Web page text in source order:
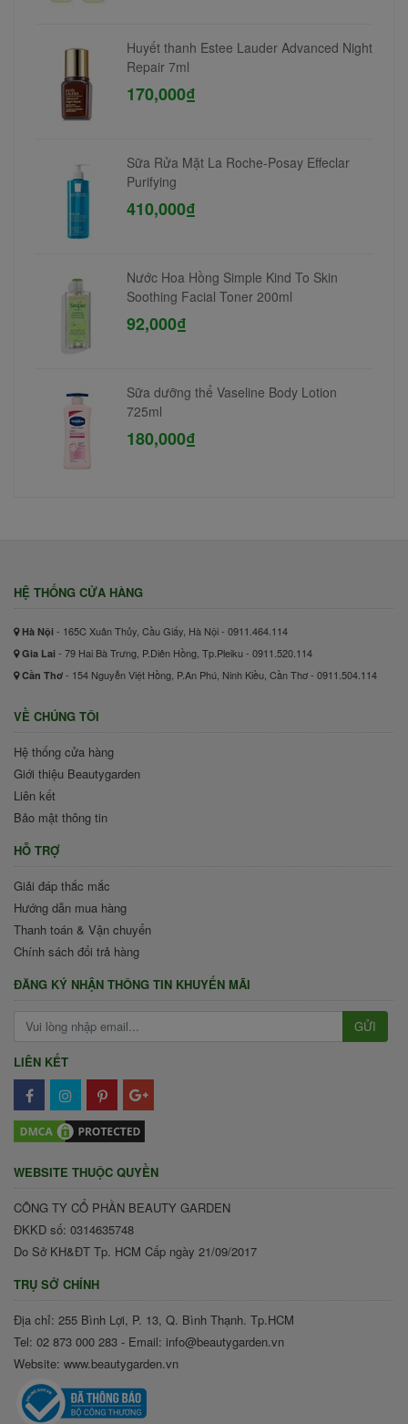
Huyết thanh Estee Lauder Advanced Night
Repair 7ml
170,000₫
Sữa Rửa Mặt La Roche-Posay Effeclar
Purifying
410,000₫
Nước Hoa Hồng Simple Kind To Skin
Soothing Facial Toner 200ml
92,000₫
Sữa dưỡng thể Vaseline Body Lotion
725ml
180,000₫
HỆ THỐNG CỬA HÀNG
Hà Nội - 165C Xuân Thủy, Cầu Giấy, Hà Nội - 0911.464.114
Gia Lai - 79 Hai Bà Trưng, P.Diên Hồng, Tp.Pleiku - 0911.520.114
Cần Thơ - 154 Nguyễn Việt Hồng, P.An Phú, Ninh Kiều, Cần Thơ - 0911.504.114
VỀ CHÚNG TÔI
Hệ thống cửa hàng
Giới thiệu Beautygarden
Liên kết
Bảo mật thông tin
HỖ TRỢ
Giải đáp thắc mắc
Hướng dẫn mua hàng
Thanh toán & Vận chuyển
Chính sách đổi trả hàng
ĐĂNG KÝ NHẬN THÔNG TIN KHUYẾN MÃI
GỬI
LIÊN KẾT
WEBSITE THUỘC QUYỀN
CÔNG TY CỔ PHẦN BEAUTY GARDEN
ĐKKD số: 0314635748
Do Sở KH&ĐT Tp. HCM Cấp ngày 21/09/2017
TRỤ SỞ CHÍNH
Địa chỉ: 255 Bình Lợi, P. 13, Q. Bình Thạnh. Tp.HCM
Tel: 02 873 000 283 - Email: info@beautygarden.vn
Website: www.beautygarden.vn